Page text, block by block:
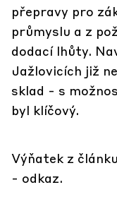
přepravy pro
průmyslu a z
dodací lhůty.
Jažlovicích již
sklad - s
byl klíčový.
Výňatek z
- odkaz.